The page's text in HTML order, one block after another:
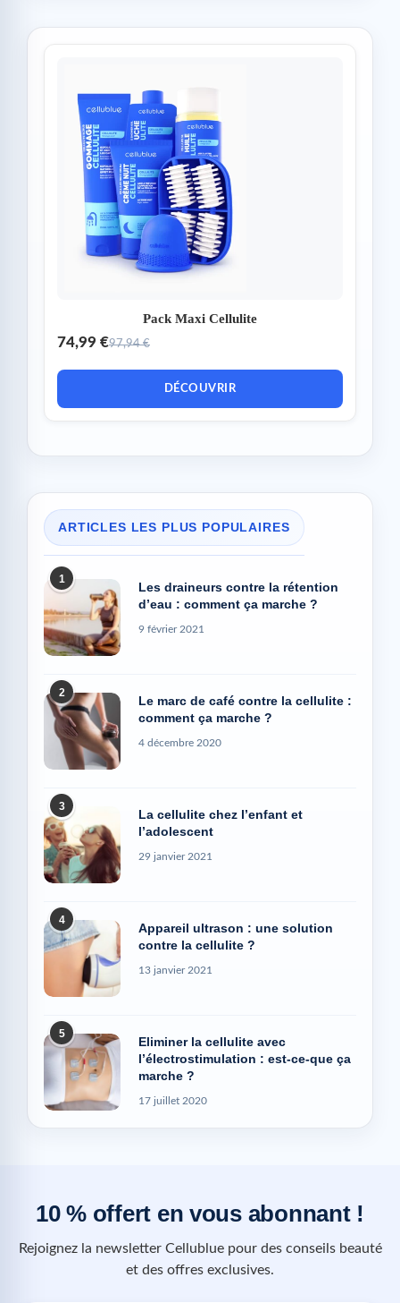
Pack Maxi Cellulite
74,99 €97,94 €
DÉCOUVRIR
ARTICLES LES PLUS POPULAIRES
1
Les draineurs contre la rétention
d’eau : comment ça marche ?
9 février 2021
2
Le marc de café contre la cellulite :
comment ça marche ?
4 décembre 2020
3
La cellulite chez l’enfant et
l’adolescent
29 janvier 2021
4
Appareil ultrason : une solution
contre la cellulite ?
13 janvier 2021
5
Eliminer la cellulite avec
l’électrostimulation : est-ce-que ça
marche ?
17 juillet 2020
10 % offert en vous abonnant !
Rejoignez la newsletter Cellublue pour des conseils beauté
et des offres exclusives.